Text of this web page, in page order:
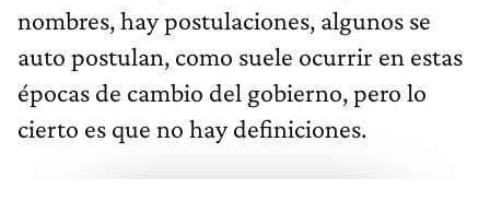
nombres, hay postulaciones, algunos se
auto postulan, como suele ocurrir en estas
épocas de cambio del gobierno, pero lo
cierto es que no hay definiciones.